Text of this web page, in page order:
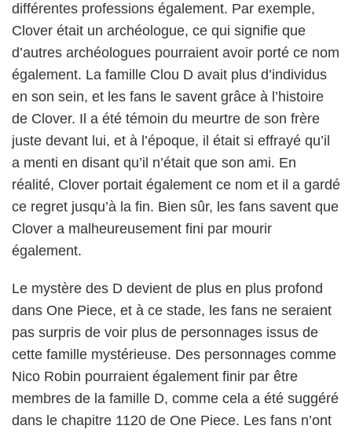
différentes professions également. Par exemple,
Clover était un archéologue, ce qui signifie que
d’autres archéologues pourraient avoir porté ce nom
également. La famille Clou D avait plus d’individus
en son sein, et les fans le savent grâce à l’histoire
de Clover. Il a été témoin du meurtre de son frère
juste devant lui, et à l’époque, il était si effrayé qu’il
a menti en disant qu’il n’était que son ami. En
réalité, Clover portait également ce nom et il a gardé
ce regret jusqu’à la fin. Bien sûr, les fans savent que
Clover a malheureusement fini par mourir
également.
Le mystère des D devient de plus en plus profond
dans One Piece, et à ce stade, les fans ne seraient
pas surpris de voir plus de personnages issus de
cette famille mystérieuse. Des personnages comme
Nico Robin pourraient également finir par être
membres de la famille D, comme cela a été suggéré
dans le chapitre 1120 de One Piece. Les fans n’ont